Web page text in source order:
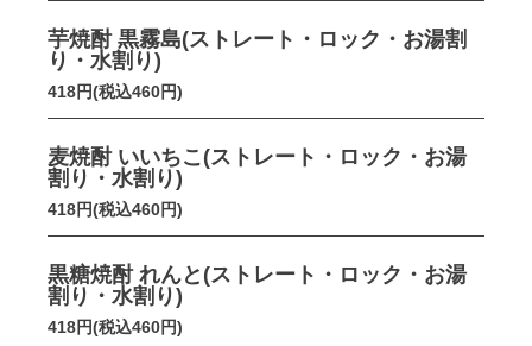
芋焼酎 黒霧島(ストレート・ロック・お湯割
り・水割り)
418円(税込460円)
麦焼酎 いいちこ(ストレート・ロック・お湯
割り・水割り)
418円(税込460円)
黒糖焼酎 れんと(ストレート・ロック・お湯
割り・水割り)
418円(税込460円)